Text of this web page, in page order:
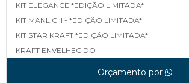
KIT ELEGANCE *EDIÇÃO LIMITADA*
KIT MANLICH - *EDIÇÃO LIMITADA*
KIT STAR KRAFT *EDIÇÃO LIMITADA*
KRAFT ENVELHECIDO
Orçamento por